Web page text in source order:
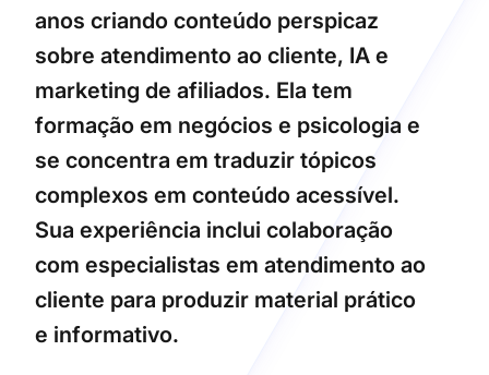
anos criando conteúdo perspicaz
sobre atendimento ao cliente, IA e
marketing de afiliados. Ela tem
formação em negócios e psicologia e
se concentra em traduzir tópicos
complexos em conteúdo acessível.
Sua experiência inclui colaboração
com especialistas em atendimento ao
cliente para produzir material prático
e informativo.